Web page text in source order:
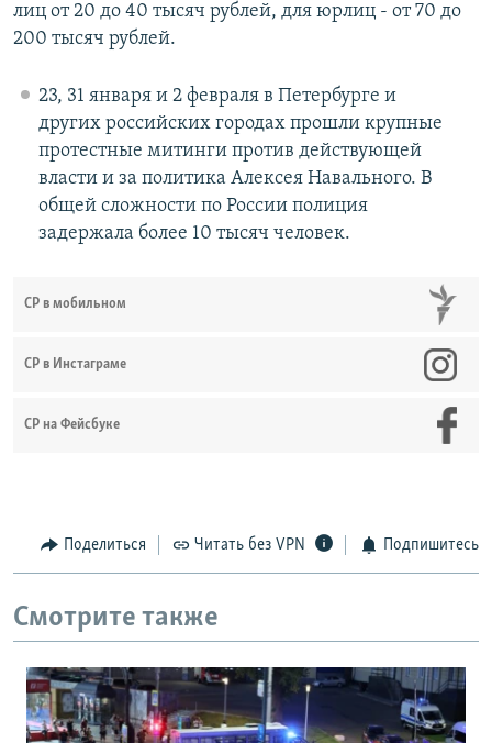
лиц от 20 до 40 тысяч рублей, для юрлиц - от 70 до
200 тысяч рублей.
23, 31 января и 2 февраля в Петербурге и
других российских городах прошли крупные
протестные митинги против действующей
власти и за политика Алексея Навального. В
общей сложности по России полиция
задержала более 10 тысяч человек.
СР в мобильном
СР в Инстаграме
СР на Фейсбуке
Поделиться Читать без VPN Подпишитесь
Смотрите также